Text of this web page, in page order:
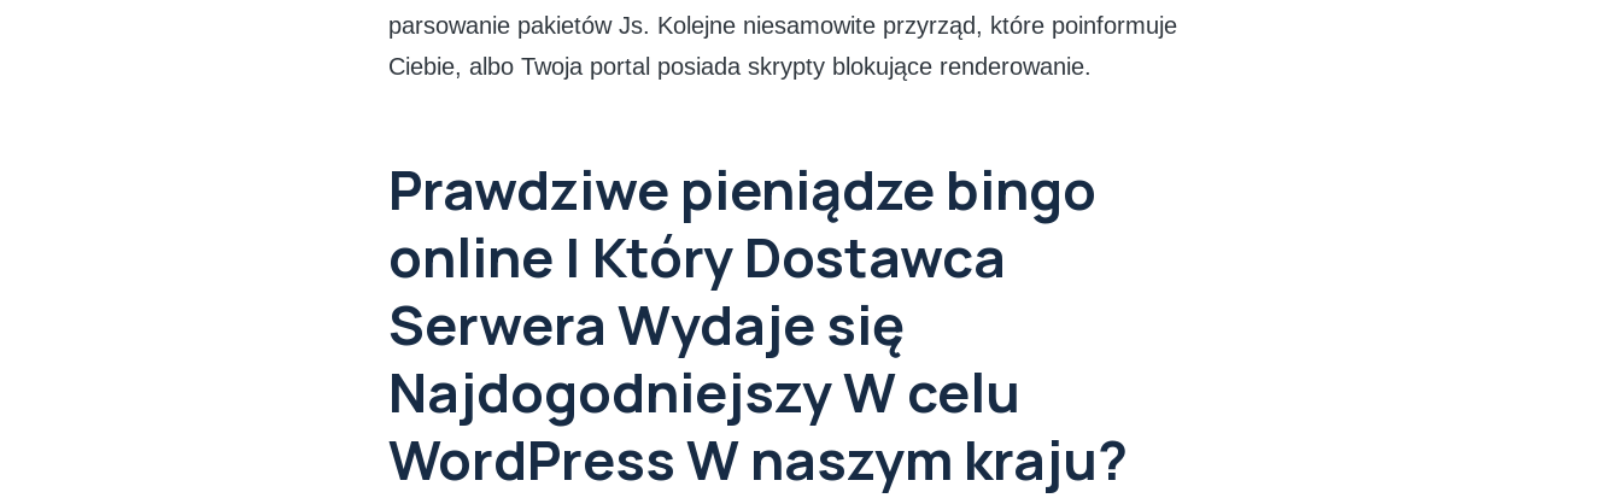
parsowanie pakietów Js. Kolejne niesamowite przyrząd, które poinformuje
Ciebie, albo Twoja portal posiada skrypty blokujące renderowanie.
Prawdziwe pieniądze bingo
online | Który Dostawca
Serwera Wydaje się
Najdogodniejszy W celu
WordPress W naszym kraju?